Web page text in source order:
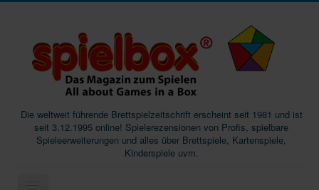
Die weltweit führende Brettspielzeitschrift erscheint seit 1981 und ist
seit 3.12.1995 online! Spielerezensionen von Profis, spielbare
Spieleerweiterungen und alles über Brettspiele, Kartenspiele,
Kinderspiele uvm.